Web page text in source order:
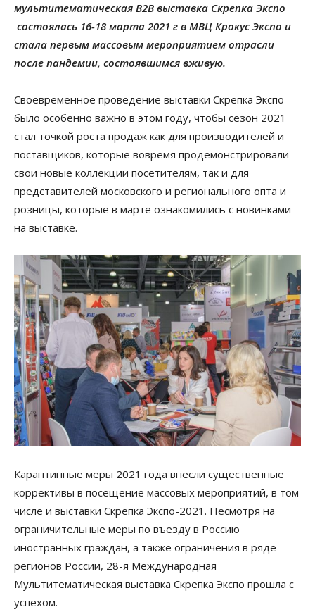
мультитематическая В2В выставка Скрепка Экспо
состоялась 16-18 марта 2021 г в МВЦ Крокус Экспо и
стала первым массовым мероприятием отрасли
после пандемии, состоявшимся вживую.
Своевременное проведение выставки Скрепка Экспо
было особенно важно в этом году, чтобы сезон 2021
стал точкой роста продаж как для производителей и
поставщиков, которые вовремя продемонстрировали
свои новые коллекции посетителям, так и для
представителей московского и регионального опта и
розницы, которые в марте ознакомились с новинками
на выставке.
Карантинные меры 2021 года внесли существенные
коррективы в посещение массовых мероприятий, в том
числе и выставки Скрепка Экспо-2021. Несмотря на
ограничительные меры по въезду в Россию
иностранных граждан, а также ограничения в ряде
регионов России, 28-я Международная
Мультитематическая выставка Скрепка Экспо прошла с
успехом.